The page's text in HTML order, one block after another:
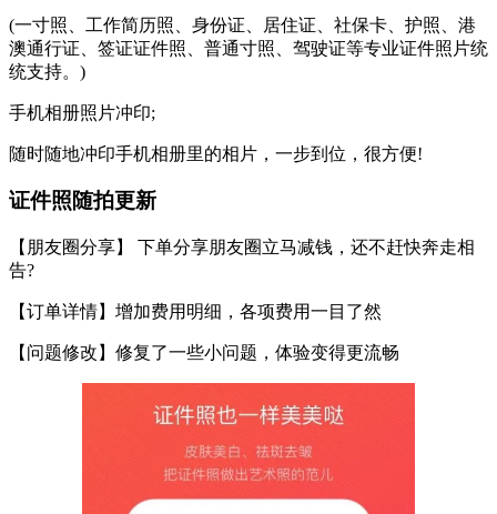
(一寸照、工作简历照、身份证、居住证、社保卡、护照、港
澳通行证、签证证件照、普通寸照、驾驶证等专业证件照片统
统支持。)
手机相册照片冲印;
随时随地冲印手机相册里的相片，一步到位，很方便!
证件照随拍更新
【朋友圈分享】 下单分享朋友圈立马减钱，还不赶快奔走相
告?
【订单详情】增加费用明细，各项费用一目了然
【问题修改】修复了一些小问题，体验变得更流畅